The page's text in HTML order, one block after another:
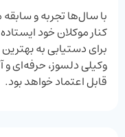
با سال‌ها تجربه و
کنار موکلان خود
برای دستیابی به
وکیلی دلسوز، حرفه‌ای و
قابل اعتماد خواهد بود.